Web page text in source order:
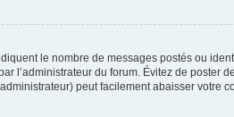
le nombre de messages postés ou
l’administrateur du forum. Évitez de
peut facilement abaisser votre